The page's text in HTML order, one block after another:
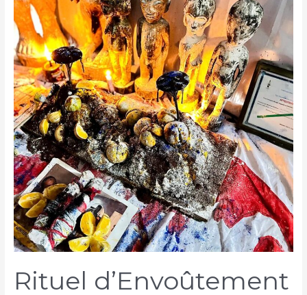
Rituel d’Envoûtement